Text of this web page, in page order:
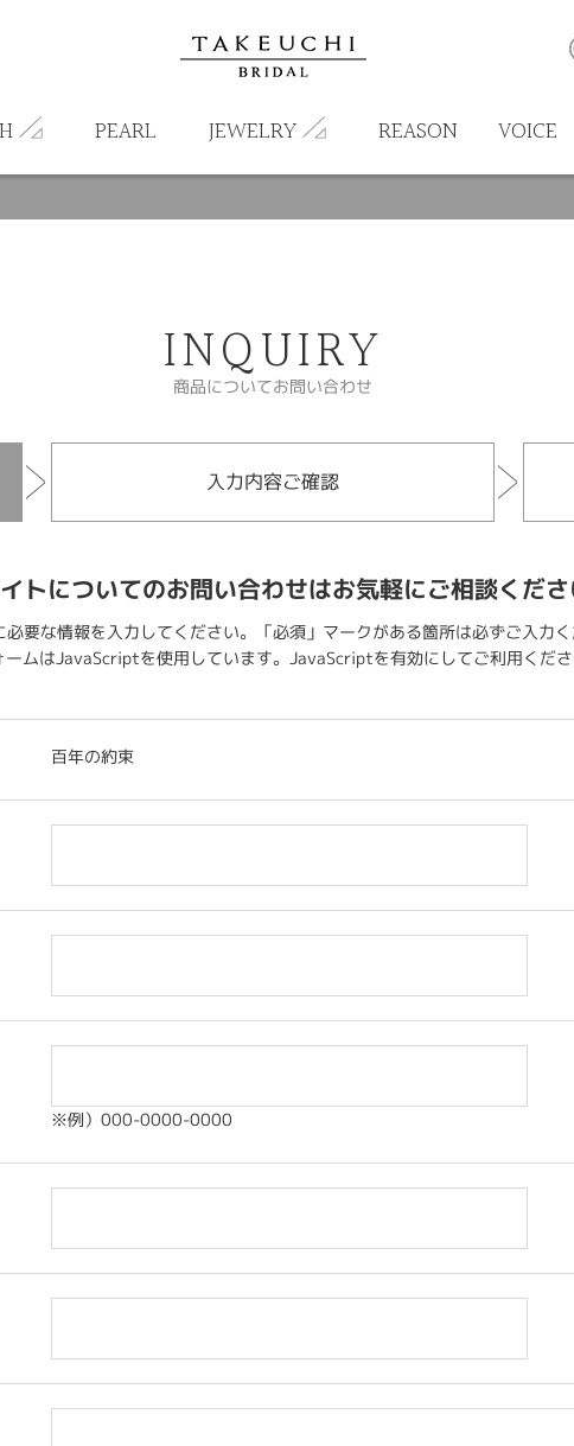
PEARL JEWELRY REASON VOICE
INQUIRY
商品についてお問い合わせ
入力内容ご確認
トについてのお問い合わせはお気軽にご相談くだ
必要な情報を入力してください。「必須」マークがある箇所は必ずご入力く
ームはJavaScriptを使用しています。JavaScriptを有効にしてご利用くださ
百年の約束
※例）000-0000-0000